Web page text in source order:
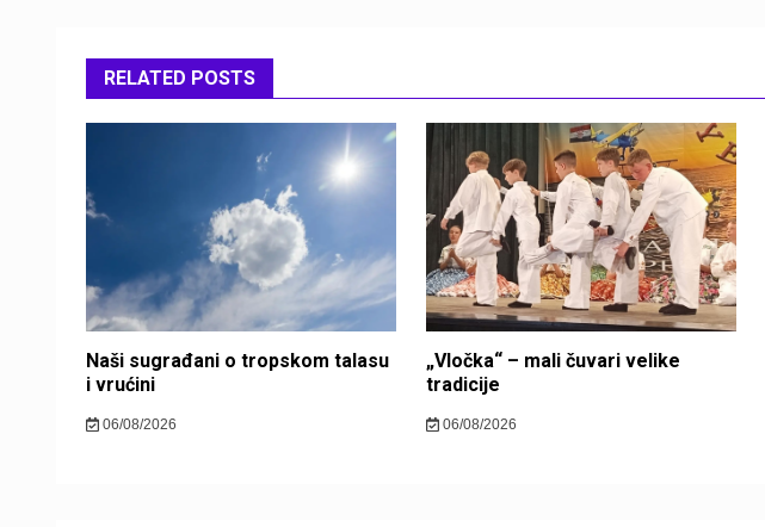
RELATED POSTS
Naši sugrađani o tropskom talasu
i vrućini
06/08/2026
„Vločka“ – mali čuvari velike
tradicije
06/08/2026